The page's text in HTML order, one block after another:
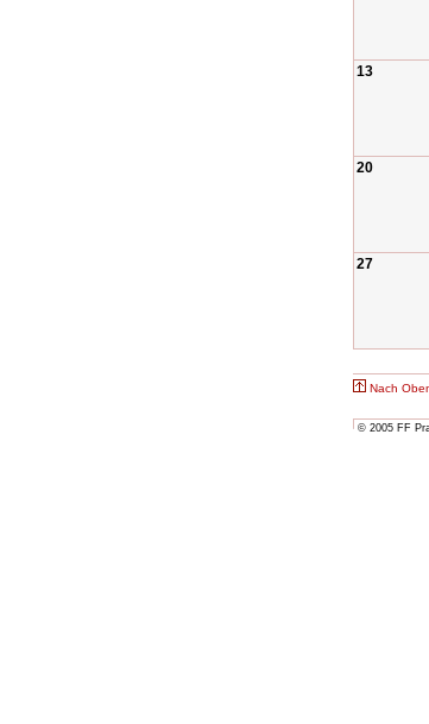
13
20
27
Nach
© 2005 FF